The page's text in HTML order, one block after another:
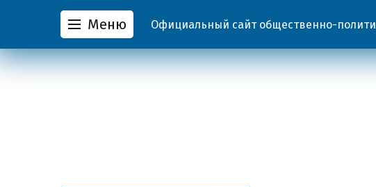
Меню Официальный сайт общественно-